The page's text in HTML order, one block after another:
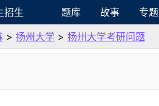
招生 题库 故事 专题
> 扬州大学 > 扬州大学考研问题